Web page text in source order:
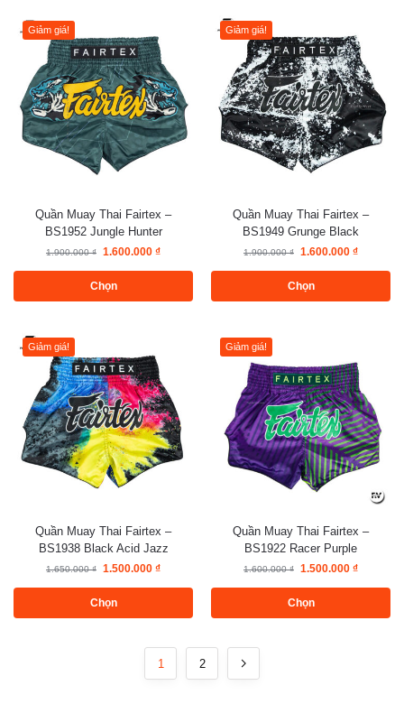
Giảm giá!
Quần Muay Thai Fairtex –
BS1952 Jungle Hunter
1.900.000₫ 1.600.000 ₫
Chọn
Giảm giá!
Quần Muay Thai Fairtex –
BS1949 Grunge Black
1.900.000₫ 1.600.000 ₫
Chọn
Giảm giá!
Quần Muay Thai Fairtex –
BS1938 Black Acid Jazz
1.650.000₫ 1.500.000 ₫
Chọn
Giảm giá!
Quần Muay Thai Fairtex –
BS1922 Racer Purple
1.600.000₫ 1.500.000 ₫
Chọn
1 2